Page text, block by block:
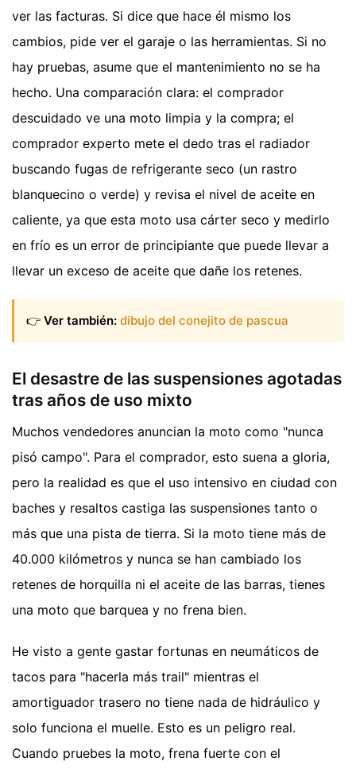
ver las facturas. Si dice que hace él mismo los
cambios, pide ver el garaje o las herramientas. Si no
hay pruebas, asume que el mantenimiento no se ha
hecho. Una comparación clara: el comprador
descuidado ve una moto limpia y la compra; el
comprador experto mete el dedo tras el radiador
buscando fugas de refrigerante seco (un rastro
blanquecino o verde) y revisa el nivel de aceite en
caliente, ya que esta moto usa cárter seco y medirlo
en frío es un error de principiante que puede llevar a
llevar un exceso de aceite que dañe los retenes.
👉 Ver también: dibujo del conejito de pascua
El desastre de las suspensiones agotadas
tras años de uso mixto
Muchos vendedores anuncian la moto como "nunca
pisó campo". Para el comprador, esto suena a gloria,
pero la realidad es que el uso intensivo en ciudad con
baches y resaltos castiga las suspensiones tanto o
más que una pista de tierra. Si la moto tiene más de
40.000 kilómetros y nunca se han cambiado los
retenes de horquilla ni el aceite de las barras, tienes
una moto que barquea y no frena bien.
He visto a gente gastar fortunas en neumáticos de
tacos para "hacerla más trail" mientras el
amortiguador trasero no tiene nada de hidráulico y
solo funciona el muelle. Esto es un peligro real.
Cuando pruebes la moto, frena fuerte con el